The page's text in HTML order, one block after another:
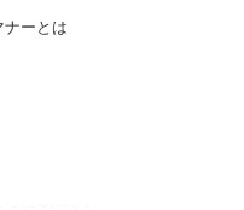
ナーとは